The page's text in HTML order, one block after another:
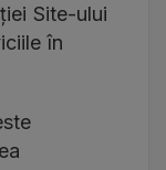
Site-ului
în